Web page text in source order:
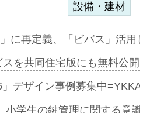
設備・建材
に再定義、「ビバス」活
を共同住宅版にも無料公
」デザイン事例募集中
小学生の鍵管理に関する意